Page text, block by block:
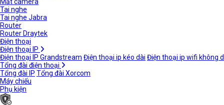
Tai nghe
Tai nghe Jabra
Router
Router Draytek
Điện thoại
Điện thoại IP
Điện thoại IP Grandstream Điện thoại ip kéo dài Điện thoại ip wifi không
Tổng đài điện thoại
Tổng đài IP Tổng đài Xorcom
Máy chiếu
Phụ kiện